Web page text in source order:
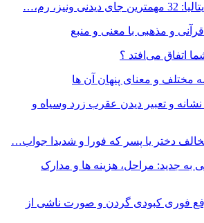
رم،…
تعبیر خواب عقرب: ۲۵ نشانه و تعبیر دیدن عقرب زرد وسیاه و
به جدید: مراحل، هزینه ها و مدارک
۳۰ روش رفع فوری کبودی گردن و صورت ناشی از